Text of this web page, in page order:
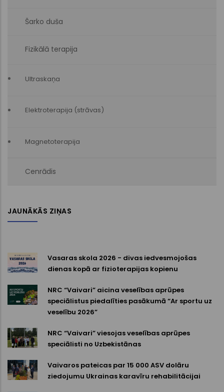
Šarko duša
Fizikālā terapija
Ultraskaņa
Elektroterapija (strāvas)
Magnetoterapija
Cenrādis
JAUNĀKĀS ZIŅAS
Vasaras skola 2026 - divas iedvesmojošas
dienas kopā ar fizioterapijas kopienu
NRC “Vaivari” aicina veselības aprūpes
speciālistus piedalīties pasākumā “Ar sportu uz
veselību 2026”
NRC “Vaivari” viesojas veselības aprūpes
speciālisti no Uzbekistānas
Vaivaros pateicas par 15 000 ASV dolāru
ziedojumu Ukrainas karavīru rehabilitācijai